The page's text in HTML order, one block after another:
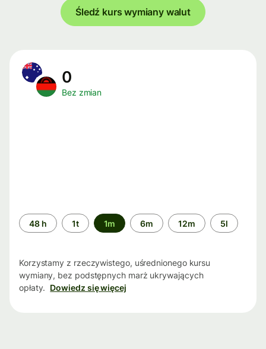
Śledź kurs wymiany walut
0
Bez zmian
Przedział
czasu
48 h 1t 1m 6m 12m 5l
Korzystamy z rzeczywistego, uśrednionego kursu
wymiany, bez podstępnych marż ukrywających
opłaty. Dowiedz się więcej